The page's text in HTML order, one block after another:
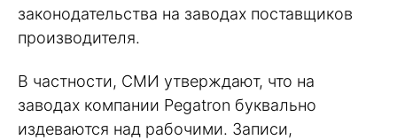
законодательства на заводах поставщиков
производителя.
В частности, СМИ утверждают, что на
заводах компании Pegatron буквально
издеваются над рабочими. Записи,